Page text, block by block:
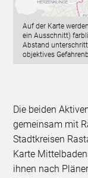
Auf der Karte
ein Ausschnitt)
Abstand
objektives
Die beiden
gemeinsam mit
Stadtkreisen
Karte
ihnen nach